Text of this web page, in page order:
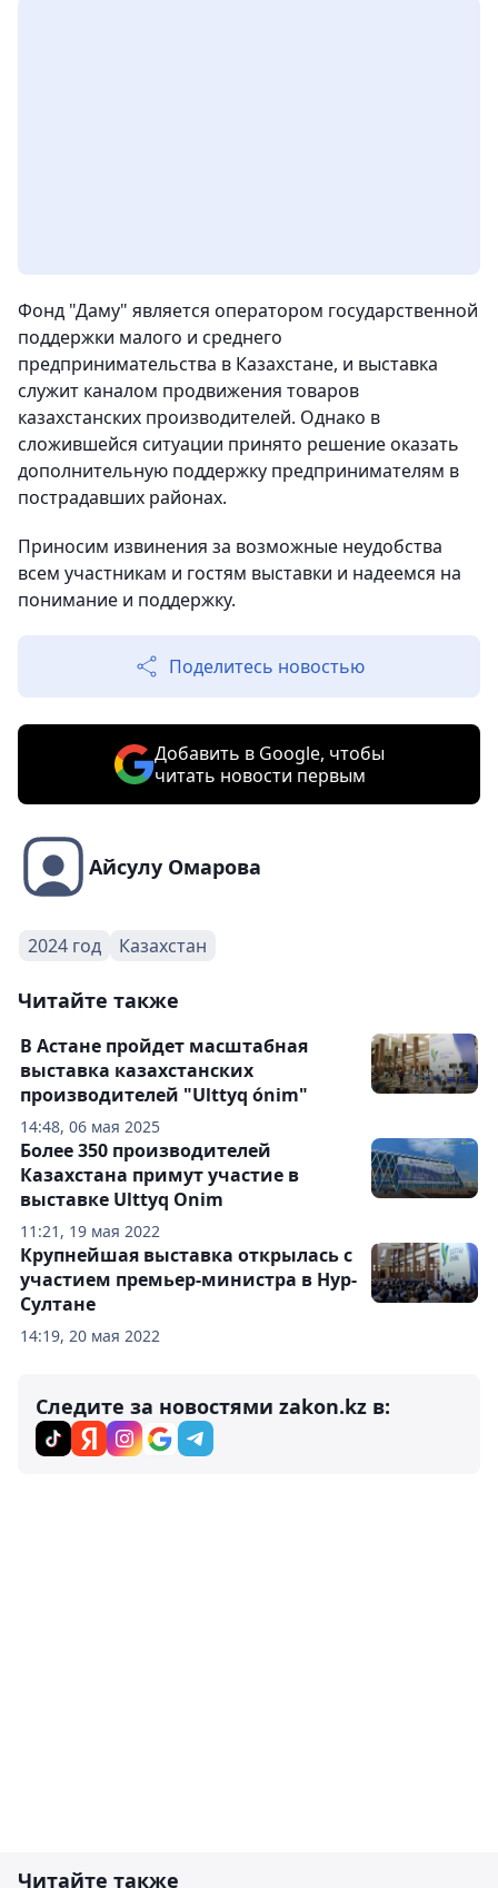
Фонд "Даму" является оператором государственной
поддержки малого и среднего
предпринимательства в Казахстане, и выставка
служит каналом продвижения товаров
казахстанских производителей. Однако в
сложившейся ситуации принято решение оказать
дополнительную поддержку предпринимателям в
пострадавших районах.
Приносим извинения за возможные неудобства
всем участникам и гостям выставки и надеемся на
понимание и поддержку.
Поделитесь новостью
Добавить в Google, чтобы
читать новости первым
Айсулу Омарова
2024 год Казахстан
Читайте также
14:48, 06 мая 2025
В Астане пройдет масштабная
выставка казахстанских
производителей "Ulttyq ónim"
11:21, 19 мая 2022
Более 350 производителей
Казахстана примут участие в
выставке Ulttyq Onim
14:19, 20 мая 2022
Крупнейшая выставка открылась с
участием премьер-министра в Нур-
Султане
Следите за новостями zakon.kz в:
Читайте также